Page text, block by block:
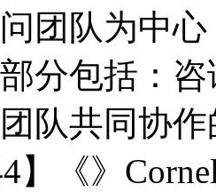
团队为中心
分包括：
队共同协
】《》